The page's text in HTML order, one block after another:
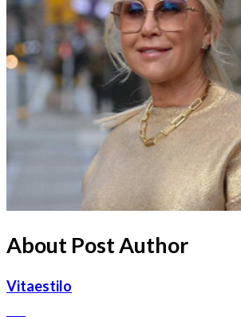
About Post Author
Vitaestilo